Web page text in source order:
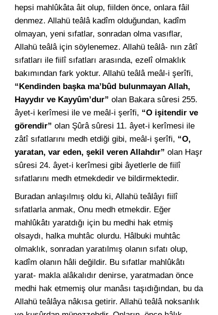
hepsi mahlûkâta âit olup, fiilden önce, onlara fâil
denmez. Allahü teâlâ kadîm olduğundan, kadîm
olmayan, yeni sıfatlar, sonradan olma vasıflar,
Allahü teâlâ için söylenemez. Allahü teâlâ- nın zâtî
sıfatları ile fiilî sıfatları arasında, ezelî olmaklık
bakımından fark yoktur. Allahü teâlâ meâl-i şerîfi,
“Kendinden başka ma’bûd bulunmayan Allah,
Hayydır ve Kayyûm’dur” olan Bakara sûresi 255.
âyet-i kerîmesi ile ve meâl-i şerîfi, “O işitendir ve
görendir” olan Şûrâ sûresi 11. âyet-i kerîmesi ile
zâtî sıfatlarını medh etdiği gibi, meâl-i şerîfi, “O,
yaratan, var eden, şekil veren Allahdır” olan Haşr
sûresi 24. âyet-i kerîmesi gibi âyetlerle de fiilî
sıfatlarını medh etmekdedir ve bildirmektedir.
Buradan anlaşılmış oldu ki, Allahü teâlâyı fiilî
sıfatlarla anmak, Onu medh etmekdir. Eğer
mahlûkâtı yaratdığı için bu medhi hak etmiş
olsaydı, halka muhtâc olurdu. Hâlbuki muhtâc
olmaklık, sonradan yaratılmış olanın sıfatı olup,
kadîm olanın hâli değildir. Bu sıfatlar mahlûkâtı
yarat- makla alâkalıdır denirse, yaratmadan önce
medhi hak etmemiş olur manâsı taşıdığından, bu da
Allahü teâlâya nâkısa getirir. Allahü teâlâ noksanlık